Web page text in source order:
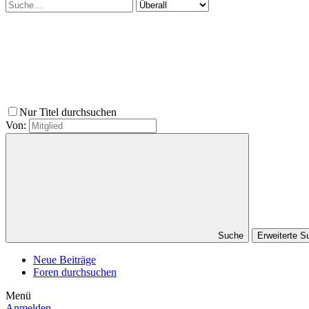
Nur Titel durchsuchen
Von:
Suche Erweiterte
Neue Beiträge
Foren durchsuchen
Menü